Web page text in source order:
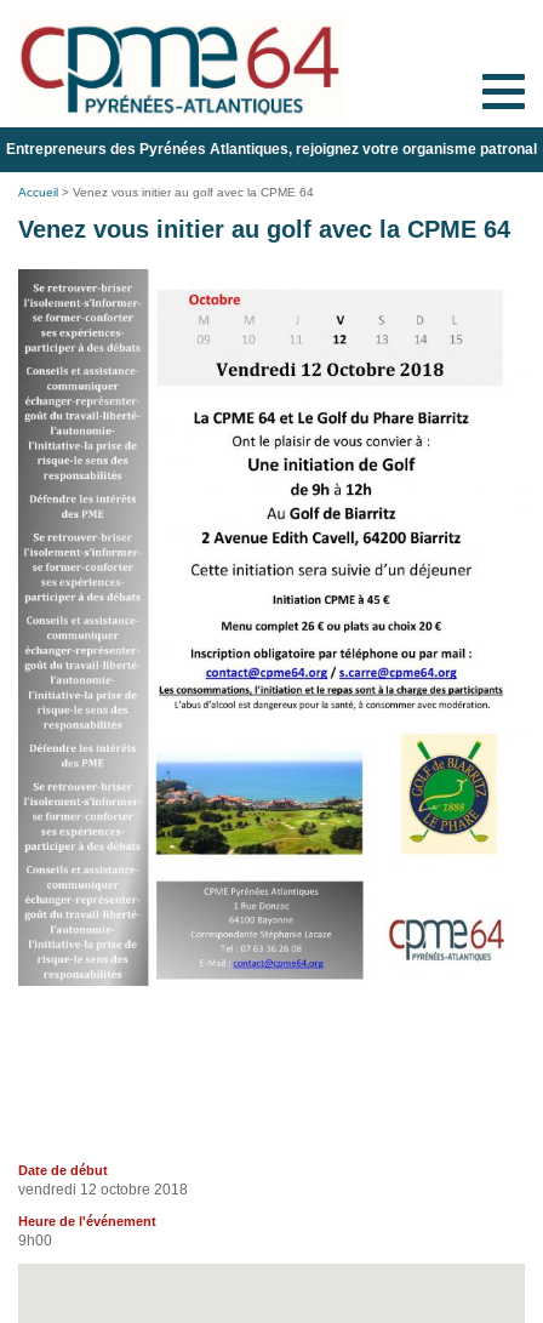
Toggle
Entrepreneurs des Pyrénées Atlantiques, rejoignez votre organisme patronal
Accueil > Venez vous initier au golf avec la CPME 64
Venez vous initier au golf avec la CPME 64
Date de début
vendredi 12 octobre 2018
Heure de l'événement
9h00